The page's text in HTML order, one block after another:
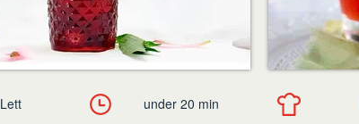
Lett under 20 min